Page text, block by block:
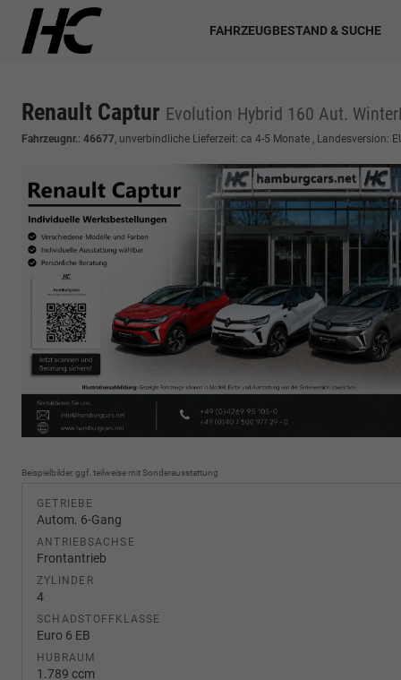
FAHRZEUGBESTAND & SUCHE
Renault Captur Evolution Hybrid 160 Aut.
Fahrzeugnr.: 46677, unverbindliche Lieferzeit: ca 4-5 Monate , Landesversion:
Beispielbilder, ggf. teilweise mit Sonderausstattung
GETRIEBE
Autom. 6-Gang
ANTRIEBSACHSE
Frontantrieb
ZYLINDER
4
SCHADSTOFFKLASSE
Euro 6 EB
HUBRAUM
1.789 ccm